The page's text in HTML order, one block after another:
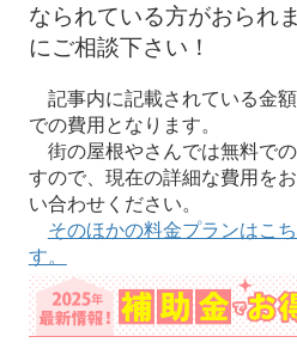
なられている方がおられ
にご相談下さい！
記事内に記載されている金
での費用となります。
街の屋根やさんでは無料で
すので、現在の詳細な費用を
い合わせください。
そのほかの料金プランはこ
す。